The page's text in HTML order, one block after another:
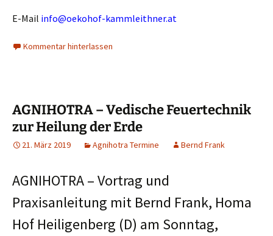
E-Mail info@oekohof-kammleithner.at
Kommentar hinterlassen
AGNIHOTRA – Vedische Feuertechnik
zur Heilung der Erde
21. März 2019 Agnihotra Termine Bernd Frank
AGNIHOTRA – Vortrag und
Praxisanleitung mit Bernd Frank, Homa
Hof Heiligenberg (D) am Sonntag,